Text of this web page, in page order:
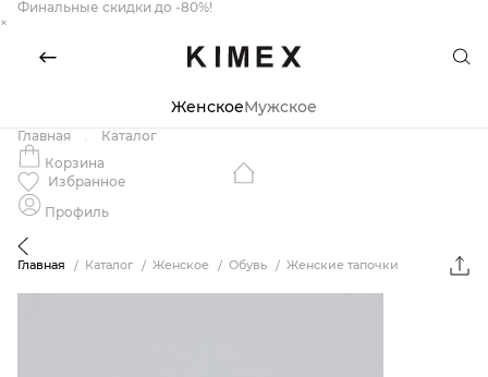
Финальные скидки до -80%!
×
ЖенскоеМужское
Главная
Каталог
Корзина
Избранное
Профиль
Главная Каталог Женское Обувь Женские тапочки